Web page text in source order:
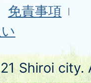
免責事項
Shiroi city.